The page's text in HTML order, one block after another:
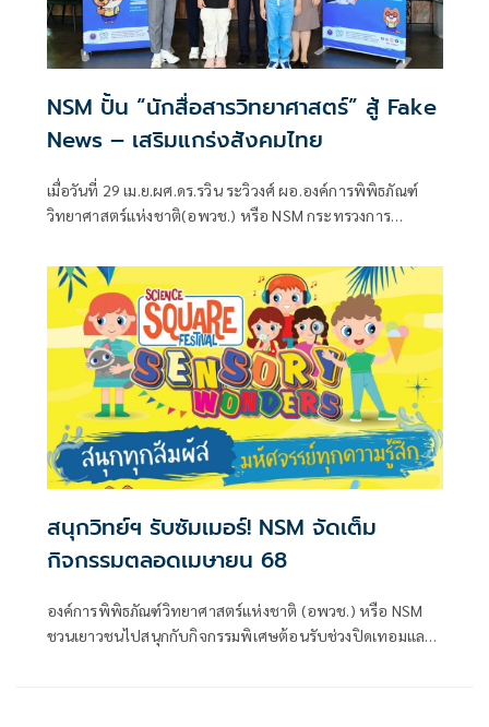
NSM ปั้น “นักสื่อสารวิทยาศาสตร์” สู้ Fake
News – เสริมแกร่งสังคมไทย
เมื่อวันที่ 29 เม.ย.ผศ.ดร.รวิน ระวิวงศ์ ผอ.องค์การพิพิธภัณฑ์
วิทยาศาสตร์แห่งชาติ(อพวช.) หรือ NSM กระทรวงการ
“NSM ผลักดันการพัฒนาด้านการสื่อสารวิทยาศาสตร์สู่สังคม
พร้อมต่อยอดแรงบันดาลใจสร้างโอกาสใ
สนุกวิทย์ฯ รับซัมเมอร์! NSM จัดเต็ม
กิจกรรมตลอดเมษายน 68
องค์การพิพิธภัณฑ์วิทยาศาสตร์แห่งชาติ (อพวช.) หรือ NSM
ชวนเยาวชนไปสนุกกับกิจกรรมพิเศษต้อนรับช่วงปิดเทอมและ